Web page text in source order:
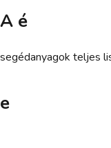
A é
segédanyagok teljes
e